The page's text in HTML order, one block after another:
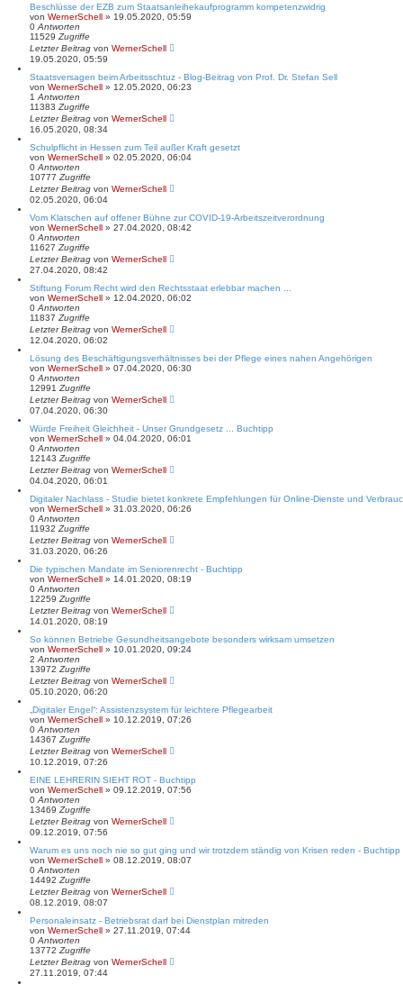
Beschlüsse der EZB zum Staatsanleihekaufprogramm kompetenzwidrig
von WernerSchell » 19.05.2020, 05:59
0 Antworten
11529 Zugriffe
Letzter Beitrag von WernerSchell
19.05.2020, 05:59
Staatsversagen beim Arbeitsschtuz - Blog-Beitrag von Prof. Dr. Stefan Sell
von WernerSchell » 12.05.2020, 06:23
1 Antworten
11383 Zugriffe
Letzter Beitrag von WernerSchell
16.05.2020, 08:34
Schulpflicht in Hessen zum Teil außer Kraft gesetzt
von WernerSchell » 02.05.2020, 06:04
0 Antworten
10777 Zugriffe
Letzter Beitrag von WernerSchell
02.05.2020, 06:04
Vom Klatschen auf offener Bühne zur COVID-19-Arbeitszeitverordnung
von WernerSchell » 27.04.2020, 08:42
0 Antworten
11627 Zugriffe
Letzter Beitrag von WernerSchell
27.04.2020, 08:42
Stiftung Forum Recht wird den Rechtsstaat erlebbar machen ...
von WernerSchell » 12.04.2020, 06:02
0 Antworten
11837 Zugriffe
Letzter Beitrag von WernerSchell
12.04.2020, 06:02
Lösung des Beschäftigungsverhältnisses bei der Pflege eines nahen Angehörigen
von WernerSchell » 07.04.2020, 06:30
0 Antworten
12991 Zugriffe
Letzter Beitrag von WernerSchell
07.04.2020, 06:30
Würde Freiheit Gleichheit - Unser Grundgesetz ... Buchtipp
von WernerSchell » 04.04.2020, 06:01
0 Antworten
12143 Zugriffe
Letzter Beitrag von WernerSchell
04.04.2020, 06:01
Digitaler Nachlass - Studie bietet konkrete Empfehlungen für Online-Dienste und
von WernerSchell » 31.03.2020, 06:26
0 Antworten
11932 Zugriffe
Letzter Beitrag von WernerSchell
31.03.2020, 06:26
Die typischen Mandate im Seniorenrecht - Buchtipp
von WernerSchell » 14.01.2020, 08:19
0 Antworten
12259 Zugriffe
Letzter Beitrag von WernerSchell
14.01.2020, 08:19
So können Betriebe Gesundheitsangebote besonders wirksam umsetzen
von WernerSchell » 10.01.2020, 09:24
2 Antworten
13972 Zugriffe
Letzter Beitrag von WernerSchell
05.10.2020, 06:20
„Digitaler Engel“: Assistenzsystem für leichtere Pflegearbeit
von WernerSchell » 10.12.2019, 07:26
0 Antworten
14367 Zugriffe
Letzter Beitrag von WernerSchell
10.12.2019, 07:26
EINE LEHRERIN SIEHT ROT - Buchtipp
von WernerSchell » 09.12.2019, 07:56
0 Antworten
13469 Zugriffe
Letzter Beitrag von WernerSchell
09.12.2019, 07:56
Warum es uns noch nie so gut ging und wir trotzdem ständig von Krisen reden - Buchtipp
von WernerSchell » 08.12.2019, 08:07
0 Antworten
14492 Zugriffe
Letzter Beitrag von WernerSchell
08.12.2019, 08:07
Personaleinsatz - Betriebsrat darf bei Dienstplan mitreden
von WernerSchell » 27.11.2019, 07:44
0 Antworten
13772 Zugriffe
Letzter Beitrag von WernerSchell
27.11.2019, 07:44